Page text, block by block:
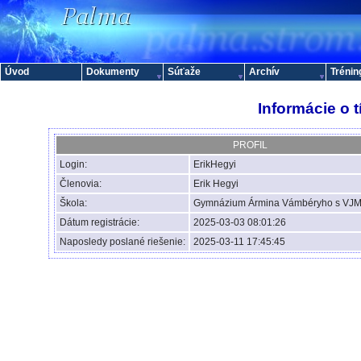
Informácie o
PROFIL
Login:
ErikHegyi
Členovia:
Erik Hegyi
Škola:
Gymnázium Ármina Vámbéryho s
Dátum registrácie:
2025-03-03 08:01:26
Naposledy poslané riešenie:
2025-03-11 17:45:45
Úvod Dokumenty Súťaže Archív